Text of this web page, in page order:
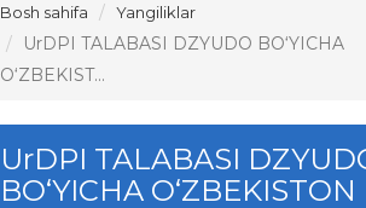
Bosh sahifa Yangiliklar
UrDPI TALABASI DZYUDO BO‘YICHA
O‘ZBEKIST...
UrDPI TALABASI
BO‘YICHA O‘ZBEKISTON